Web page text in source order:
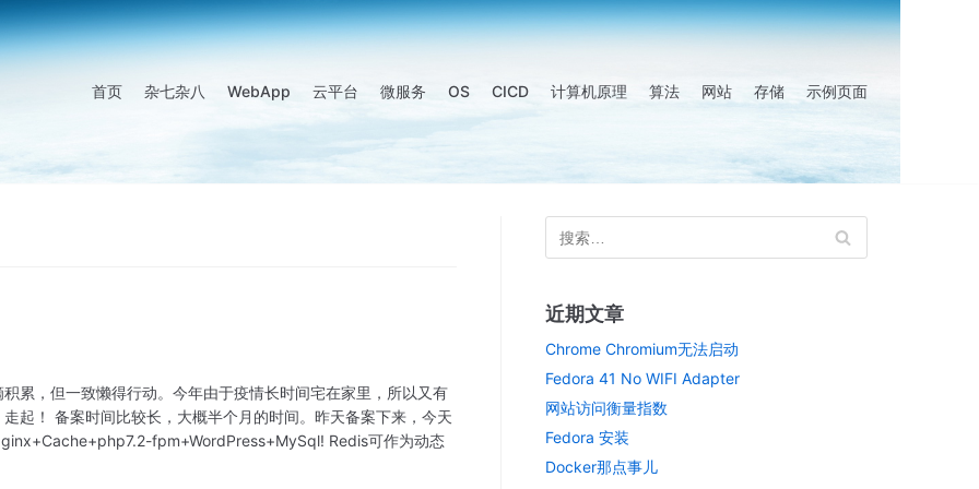
首页 杂七杂八 WebApp 云平台 微服务 OS CICD 计算机原理 算法 网站 存储 示例页面
累，但一致懒得行动。今年由于疫情长时间宅在家里，所以又有
起！ 备案时间比较长，大概半个月的时间。昨天备案下来，今天
fpm+WordPress+MySql! Redis可作为动态
近期文章
Chrome Chromium无法启动
Fedora 41 No WIFI Adapter
网站访问衡量指数
Fedora 安装
Docker那点事儿